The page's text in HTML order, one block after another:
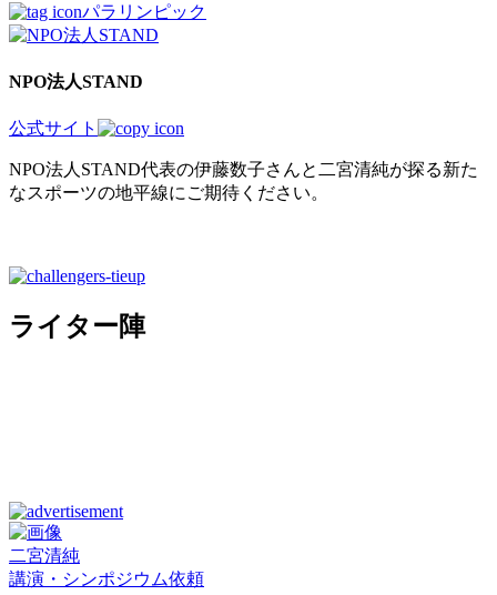
パラリンピック
NPO法人STAND
公式サイト
NPO法人STAND代表の伊藤数子さんと二宮清純が探る新た
なスポーツの地平線にご期待ください。
ライター陣
二宮清純
講演・シンポジウム依頼